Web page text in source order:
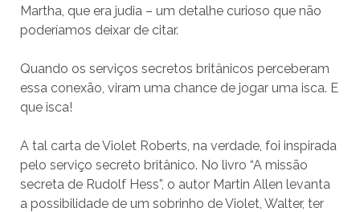
Martha, que era judia – um detalhe curioso que não
poderíamos deixar de citar.
Quando os serviços secretos britânicos perceberam
essa conexão, viram uma chance de jogar uma isca. E
que isca!
A tal carta de Violet Roberts, na verdade, foi inspirada
pelo serviço secreto britânico. No livro “A missão
secreta de Rudolf Hess”, o autor Martin Allen levanta
a possibilidade de um sobrinho de Violet, Walter, ter